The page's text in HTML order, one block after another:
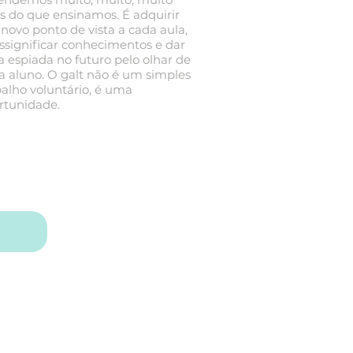
do que ensinamos. É adquirir
ponto de vista a cada aula,
conhecimentos e dar
espiada no futuro pelo olhar de
aluno. O galt não é um simples
voluntário, é uma